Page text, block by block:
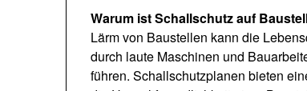
Warum ist Schallschutz auf
Lärm von Baustellen kann die
durch laute Maschinen und
führen. Schallschutzplanen bieten